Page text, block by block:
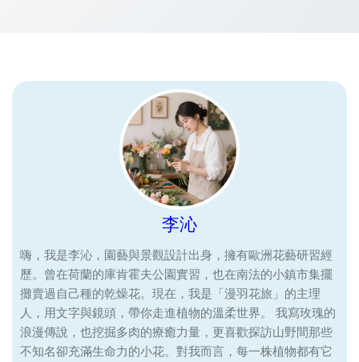
李沁
嗨，我是李沁，園藝與景觀設計出身，擁有歐洲花藝研習經
歷。曾在荷蘭的庫肯霍夫公園實習，也在南法的小鎮市集擺
攤賣過自己種的乾燥花。現在，我是「漫羽花旅」的主理
人，用文字與鏡頭，帶你走進植物的溫柔世界。 我寫玫瑰的
浪漫傳說，也挖掘多肉的療癒力量，更喜歡探訪山野間那些
不知名卻充滿生命力的小花。對我而言，每一株植物都有它